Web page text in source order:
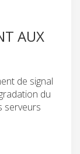
AUX
de signal
du
serveurs